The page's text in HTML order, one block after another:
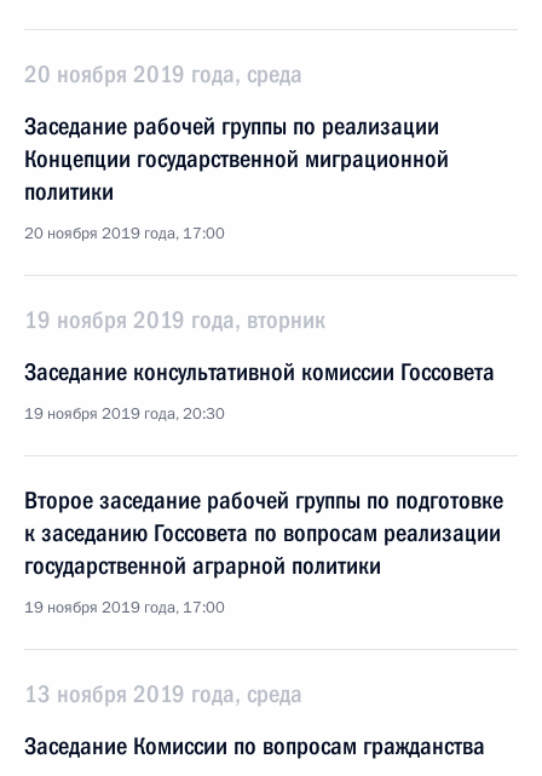
20 ноября 2019 года, среда
Заседание рабочей группы по реализации
Концепции государственной миграционной
политики
20 ноября 2019 года, 17:00
19 ноября 2019 года, вторник
Заседание консультативной комиссии Госсовета
19 ноября 2019 года, 20:30
Второе заседание рабочей группы по подготовке
к заседанию Госсовета по вопросам реализации
государственной аграрной политики
19 ноября 2019 года, 17:00
13 ноября 2019 года, среда
Заседание Комиссии по вопросам гражданства